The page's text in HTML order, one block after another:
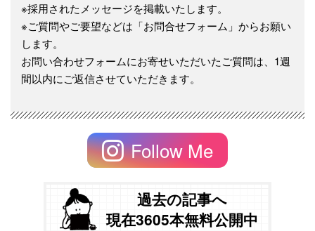
※採用されたメッセージを掲載いたします。
※ご質問やご要望などは「お問合せフォーム」からお願い
します。
お問い合わせフォームにお寄せいただいたご質問は、1週
間以内にご返信させていただきます。
Follow Me
過去の記事へ
現在3605本無料公開中